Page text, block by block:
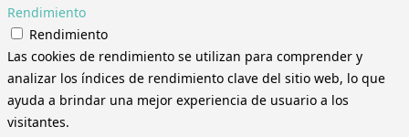
Rendimiento
Rendimiento
Las cookies de rendimiento se utilizan para comprender y
analizar los índices de rendimiento clave del sitio web, lo que
ayuda a brindar una mejor experiencia de usuario a los
visitantes.